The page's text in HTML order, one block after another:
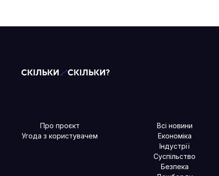
Про проєкт
Угода з користувачем
Всі новини
Економіка
Індустрії
Суспільство
Безпека